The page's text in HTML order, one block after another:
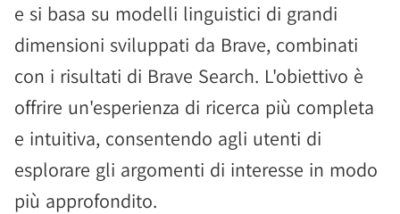
e si basa su modelli linguistici di grandi
dimensioni sviluppati da Brave, combinati
con i risultati di Brave Search. L'obiettivo è
offrire un'esperienza di ricerca più completa
e intuitiva, consentendo agli utenti di
esplorare gli argomenti di interesse in modo
più approfondito.